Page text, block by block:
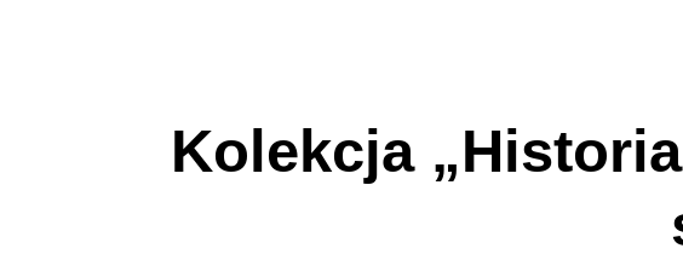
Informacje ogólne
Symbole klubu
Kadra
Aktualności
Cennik
Karnety
Kolekcja